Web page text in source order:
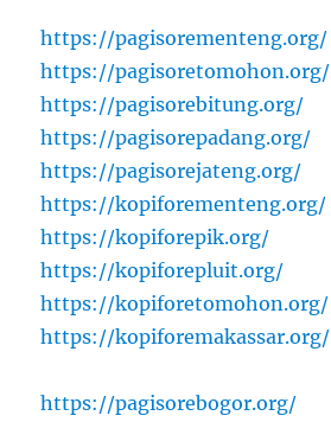
https://pagisorementeng.org/
https://pagisoretomohon.org/
https://pagisorebitung.org/
https://pagisorepadang.org/
https://pagisorejateng.org/
https://kopiforementeng.org/
https://kopiforepik.org/
https://kopiforepluit.org/
https://kopiforetomohon.org/
https://kopiforemakassar.org/
https://pagisorebogor.org/